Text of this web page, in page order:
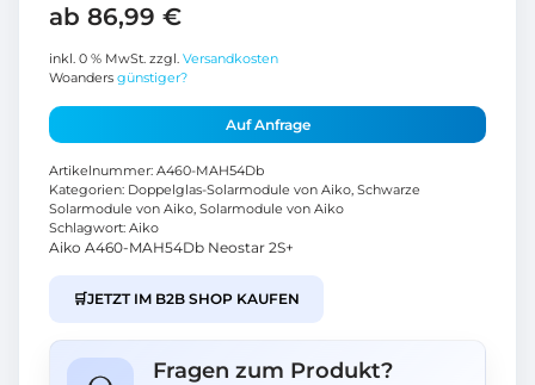
ab 86,99 €
inkl. 0 % MwSt. zzgl. Versandkosten
Woanders günstiger?
Auf Anfrage
Artikelnummer: A460-MAH54Db
Kategorien: Doppelglas-Solarmodule von Aiko, Schwarze
Solarmodule von Aiko, Solarmodule von Aiko
Schlagwort: Aiko
Aiko A460-MAH54Db Neostar 2S+
🛒JETZT IM B2B SHOP KAUFEN
Fragen zum Produkt?